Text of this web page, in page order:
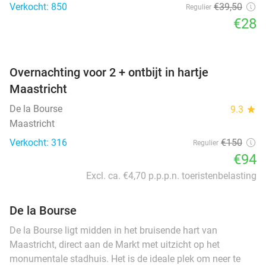
Verkocht: 850
Regulier €39,50
€28
Overnachting voor 2 + ontbijt in hartje
Maastricht
De la Bourse 9.3 star
Maastricht
Verkocht: 316
Regulier €150
€94
Excl. ca. €4,70 p.p.p.n. toeristenbelasting
De la Bourse
De la Bourse ligt midden in het bruisende hart van
Maastricht, direct aan de Markt met uitzicht op het
monumentale stadhuis. Het is de ideale plek om neer te